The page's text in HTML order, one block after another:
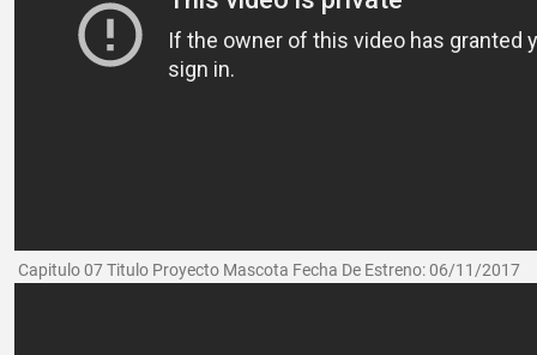
Capitulo 07 Titulo Proyecto Mascota Fecha De Estreno: 06/11/2017